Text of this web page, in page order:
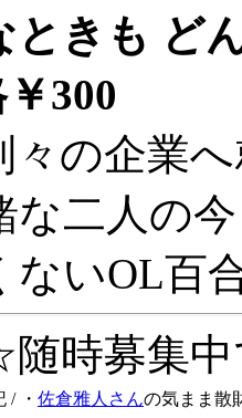
ときも ど
300
々の企業
な二人の
ないOL百
時募集
/ ・ 佐倉雅人さんの気まま散